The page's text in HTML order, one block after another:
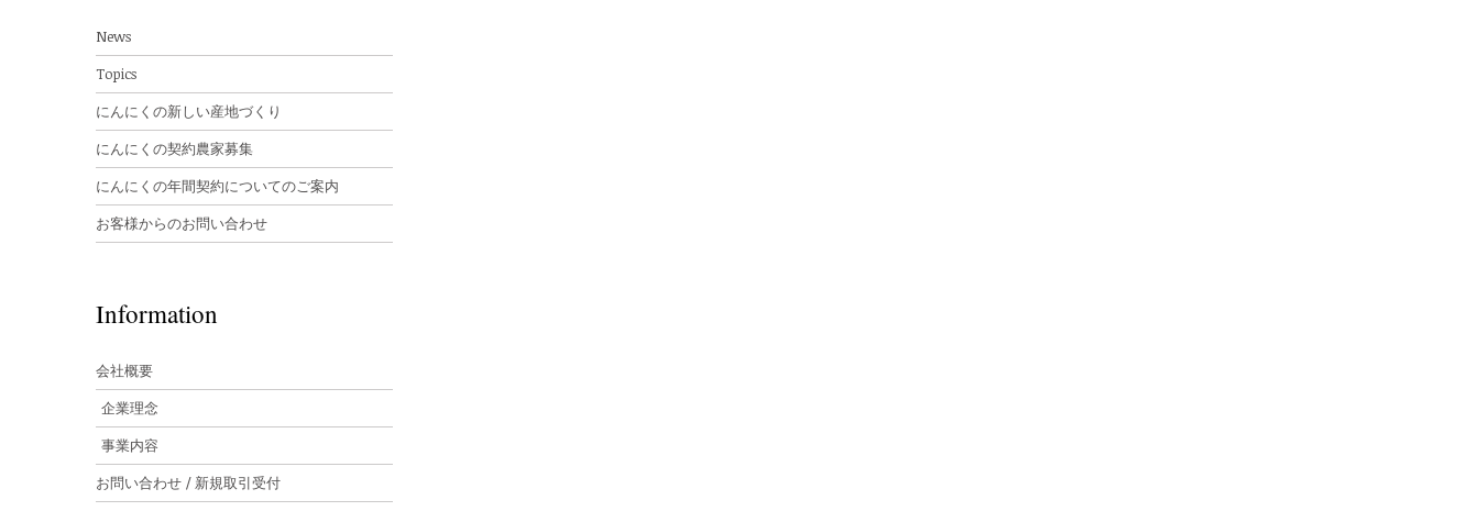
News
Topics
にんにくの新しい産地づくり
にんにくの契約農家募集
にんにくの年間契約についてのご案内
お客様からのお問い合わせ
Information
会社概要
企業理念
事業内容
お問い合わせ / 新規取引受付